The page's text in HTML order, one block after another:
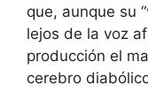
que, aunque su
lejos de la voz
producción el
cerebro